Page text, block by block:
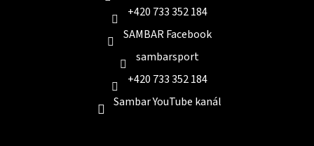
+420 733 352 184
SAMBAR Facebook
sambarsport
+420 733 352 184
Sambar YouTube kanál